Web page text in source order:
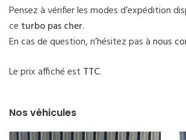
Pensez à vérifier les modes d’expédition
ce turbo pas cher.
En cas de question, n’hésitez pas ànous
Le prix affiché est TTC.
Nos véhicules